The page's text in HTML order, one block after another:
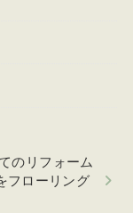
のリフォーム
フローリング